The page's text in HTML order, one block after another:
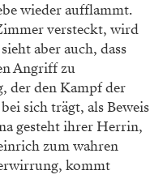
wieder aufflammt.
versteckt, wird
aber auch, dass
Angriff zu
der den Kampf der
sich trägt, als Beweis
gesteht ihrer Herrin,
zum wahren
kommt